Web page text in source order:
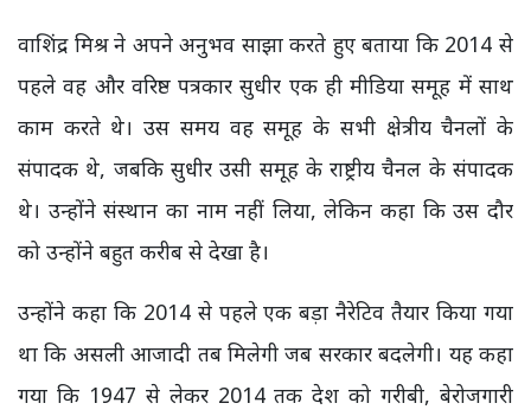
वाशिंद्र मिश्र ने अपने अनुभव साझा करते हुए बताया कि 2014 से
पहले वह और वरिष्ठ पत्रकार सुधीर एक ही मीडिया समूह में साथ
काम करते थे। उस समय वह समूह के सभी क्षेत्रीय चैनलों के
संपादक थे, जबकि सुधीर उसी समूह के राष्ट्रीय चैनल के संपादक
थे। उन्होंने संस्थान का नाम नहीं लिया, लेकिन कहा कि उस दौर
को उन्होंने बहुत करीब से देखा है।
उन्होंने कहा कि 2014 से पहले एक बड़ा नैरेटिव तैयार किया गया
था कि असली आजादी तब मिलेगी जब सरकार बदलेगी। यह कहा
गया कि 1947 से लेकर 2014 तक देश को गरीबी, बेरोजगारी